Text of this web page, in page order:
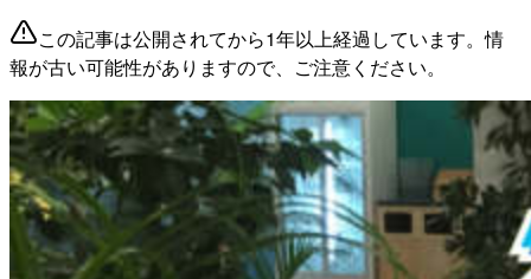
この記事は公開されてから1年以上経過しています。情
報が古い可能性がありますので、ご注意ください。